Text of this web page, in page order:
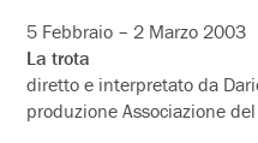
5 Febbraio – 2 Marzo 2003
La trota
diretto e interpretato da
produzione Associazione